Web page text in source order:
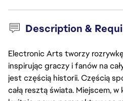
Description &
Electronic Arts tworzy
inspirując graczy i fanów na
jest częścią historii. Częścią
całą resztą świata. Miejscem,